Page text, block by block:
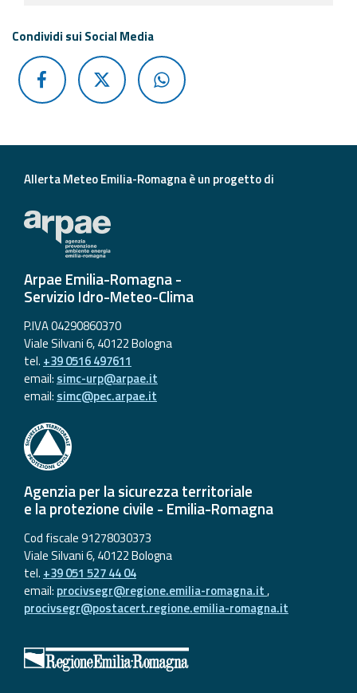
Condividi sui Social Media
Allerta Meteo Emilia-Romagna è un progetto di
Arpae Emilia-Romagna -
Servizio Idro-Meteo-Clima
P.IVA 04290860370
Viale Silvani 6, 40122 Bologna
tel. +39 0516 497611
email: simc-urp@arpae.it
email: simc@pec.arpae.it
Agenzia per la sicurezza territoriale
e la protezione civile - Emilia-Romagna
Cod fiscale 91278030373
Viale Silvani 6, 40122 Bologna
tel. +39 051 527 44 04
email: procivsegr@regione.emilia-romagna.it,
procivsegr@postacert.regione.emilia-romagna.it